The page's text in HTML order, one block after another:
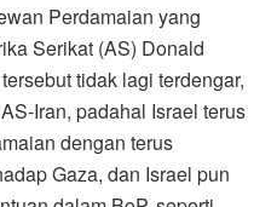
Perdamaian yang
Serikat (AS) Donald
tidak lagi terdengar,
Iran, padahal Israel terus
dengan terus
Gaza, dan Israel pun